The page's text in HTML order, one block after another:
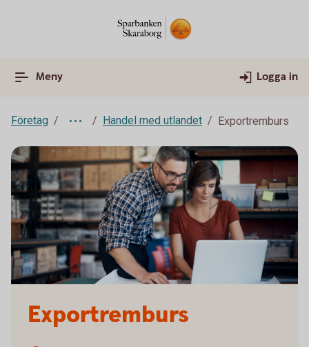
Meny Logga in
Företag Handel med utlandet Exportremburs
Exportremburs